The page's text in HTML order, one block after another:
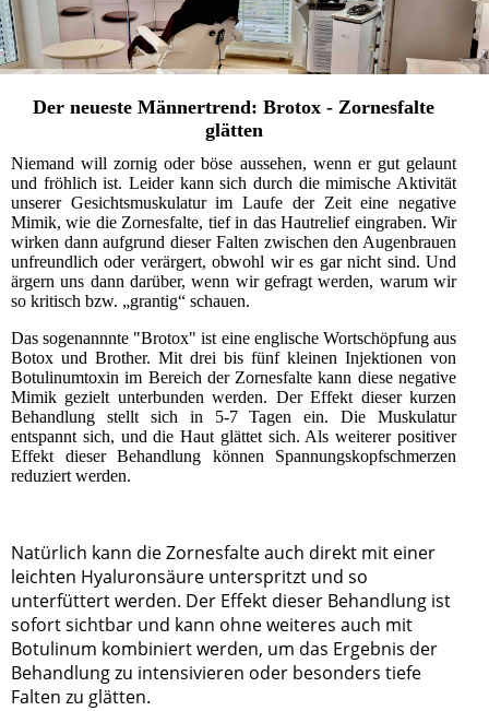
Der neueste Männertrend: Brotox - Zornesfalte
glätten
Niemand will zornig oder böse aussehen, wenn er gut gelaunt
und fröhlich ist. Leider kann sich durch die mimische Aktivität
unserer Gesichtsmuskulatur im Laufe der Zeit eine negative
Mimik, wie die Zornesfalte, tief in das Hautrelief eingraben. Wir
wirken dann aufgrund dieser Falten zwischen den Augenbrauen
unfreundlich oder verärgert, obwohl wir es gar nicht sind. Und
ärgern uns dann darüber, wenn wir gefragt werden, warum wir
so kritisch bzw. „grantig“ schauen.
Das sogenannnte "Brotox" ist eine englische Wortschöpfung aus
Botox und Brother. Mit drei bis fünf kleinen Injektionen von
Botulinumtoxin im Bereich der Zornesfalte kann diese negative
Mimik gezielt unterbunden werden. Der Effekt dieser kurzen
Behandlung stellt sich in 5-7 Tagen ein. Die Muskulatur
entspannt sich, und die Haut glättet sich. Als weiterer positiver
Effekt dieser Behandlung können Spannungskopfschmerzen
reduziert werden.
Natürlich kann die Zornesfalte auch direkt mit einer
leichten Hyaluronsäure unterspritzt und so
unterfüttert werden. Der Effekt dieser Behandlung ist
sofort sichtbar und kann ohne weiteres auch mit
Botulinum kombiniert werden, um das Ergebnis der
Behandlung zu intensivieren oder besonders tiefe
Falten zu glätten.